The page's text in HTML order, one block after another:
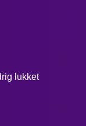
lukket